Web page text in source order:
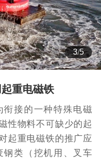
4/5
重电磁铁
衔接的一种特殊电磁
性物料不可缺少的起
起重电磁铁的推广应
钢类（挖机用、叉车